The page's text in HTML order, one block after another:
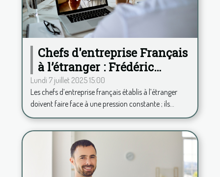
Chefs d'entreprise Français
à l’étranger : Frédéric
Duplessy propose une
analyse psy à distance
Lundi 7 juillet 2025 15:00
Les chefs d’entreprise français établis à l’étranger
doivent faire face à une pression constante ; ils...